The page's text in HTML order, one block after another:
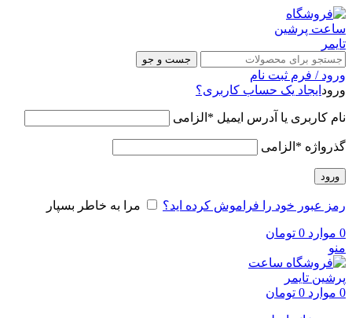
جست و جو
ورود / فرم ثبت نام
ورود ایجاد یک حساب کاربری؟
نام کاربری یا آدرس ایمیل * الزامی
گذرواژه * الزامی
ورود
رمز عبور خود را فراموش کرده اید؟ مرا به خاطر بسپار
0 موارد 0 تومان
منو
0 موارد 0 تومان